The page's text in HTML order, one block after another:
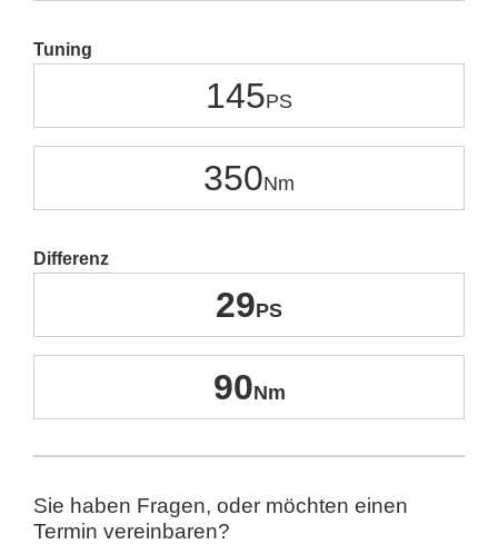
Tuning
145
350
Differenz
29
90
Sie haben Fragen, oder möchten einen
Termin vereinbaren?